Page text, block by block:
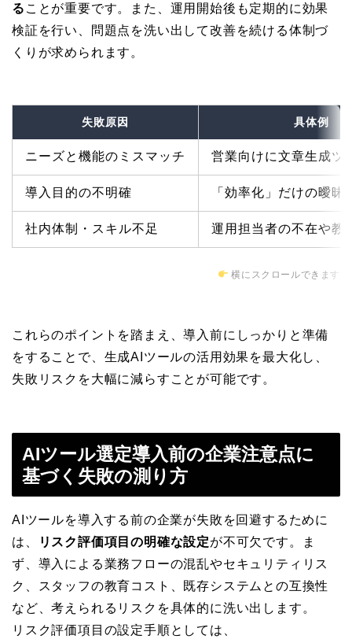
る ことが重要です。また、運用開始後も定期的に効果
検証を行い、問題点を洗い出して改善を続ける体制づ
くりが求められます。
失敗原因 具体例
ニーズと機能のミスマッチ 営業向けに文章生成ツ
導入目的の不明確 「効率化」だけの曖昧
社内体制・スキル不足 運用担当者の不在や教
横にスクロールできます
これらのポイントを踏まえ、導入前にしっかりと準備
をすることで、生成AIツールの活用効果を最大化し、
失敗リスクを大幅に減らすことが可能です。
AIツール選定導入前の企業注意点に
基づく失敗の測り方
AIツールを導入する前の企業が失敗を回避するために
は、
リスク評価項目の明確な設定が不可欠です。ま
ず、導入による業務フローの混乱やセキュリティリス
ク、スタッフの教育コスト、既存システムとの互換性
など、考えられるリスクを具体的に洗い出します。
リスク評価項目の設定手順としては、